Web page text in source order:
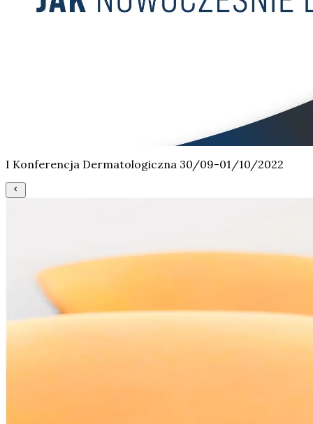
I Konferencja Dermatologiczna 30/09-01/10/2022